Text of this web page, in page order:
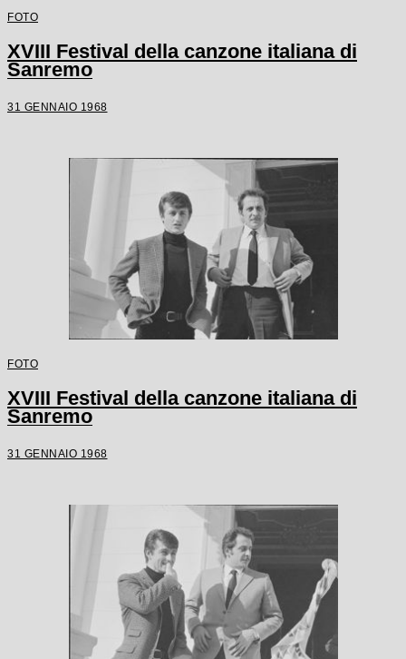
FOTO
XVIII Festival della canzone italiana di
Sanremo
31 GENNAIO 1968
FOTO
XVIII Festival della canzone italiana di
Sanremo
31 GENNAIO 1968